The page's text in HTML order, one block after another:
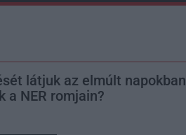
látjuk az elmúlt
a NER romjain?